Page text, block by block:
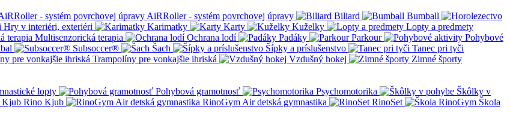
AiRRoller - systém povrchovej úpravy Biliard
Bumball
Hry v interiéri, exteriéri Karimatky Karty Kuželky
Lopty a predmety
Multisenzorická terapia Ochrana lodí Padáky Parkour
Pohybové
Subsoccer® Šach Šípky a príslušenstvo
Tanec pri tyči
Trampolíny pre vonkajšie ihriská Vzdušný hokej
Zimné športy
lopty Pohybová gramotnosť Psychomotorika
Škôlky v
Rino Kjub RinoGym Air detská gymnastika RinoSet
Škola